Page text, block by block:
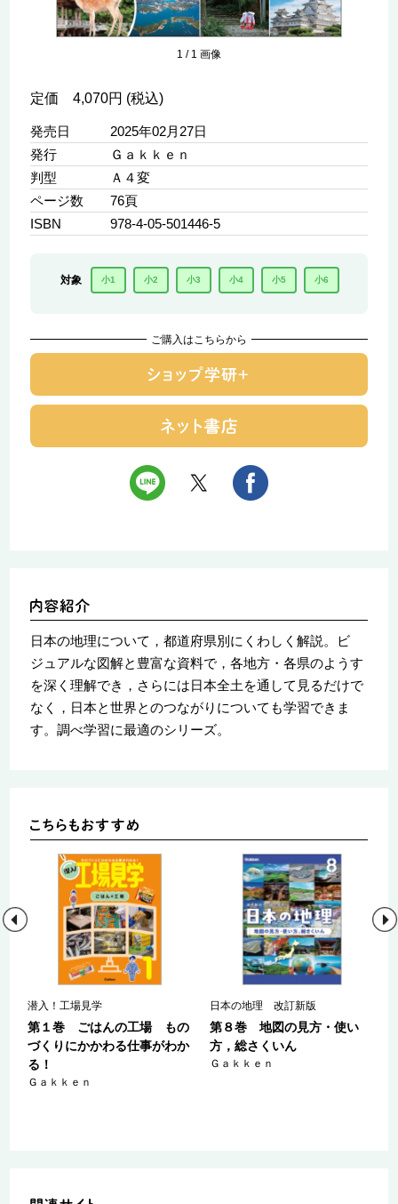
1 / 1 画像
定価 4,070円 (税込)
発売日
2025年02月27日
発行
Ｇａｋｋｅｎ
判型
Ａ４変
ページ数
76頁
ISBN
978-4-05-501446-5
対象 小1 小2 小3 小4 小5 小6
ご購入はこちらから
日本の地理について，都道府県別にくわしく解説。ビ
ジュアルな図解と豊富な資料で，各地方・各県のようす
を深く理解でき，さらには日本全土を通して見るだけで
なく，日本と世界とのつながりについても学習できま
す。調べ学習に最適のシリーズ。
潜入！工場見学
第１巻 ごはんの工場 もの
づくりにかかわる仕事がわか
る！
Ｇａｋｋｅｎ
日本の地理 改訂新版
第８巻 地図の見方・使い
方，総さくいん
Ｇａｋｋｅｎ